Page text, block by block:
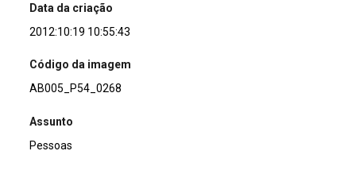
Data da criação
2012:10:19 10:55:43
Código da imagem
AB005_P54_0268
Assunto
Pessoas